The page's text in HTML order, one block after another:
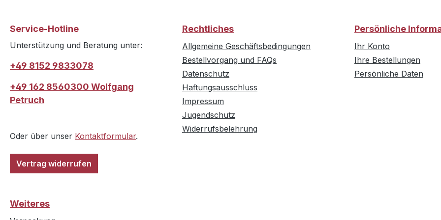
Service-Hotline
Unterstützung und Beratung unter:
+49 8152 9833078
+49 162 8560300 Wolfgang
Petruch
Oder über unser Kontaktformular.
Vertrag widerrufen
Rechtliches
Allgemeine Geschäftsbedingungen
Bestellvorgang und FAQs
Datenschutz
Haftungsausschluss
Impressum
Jugendschutz
Widerrufsbelehrung
Persönliche
Ihr Konto
Ihre Bestellungen
Persönliche Daten
Weiteres